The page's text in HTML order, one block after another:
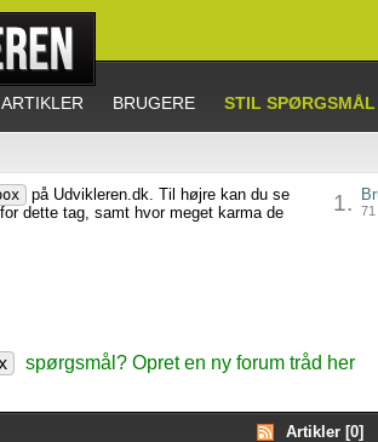
ARTIKLER BRUGERE STIL SPØRGSMÅL
på Udvikleren.dk. Til højre kan du se
dette tag, samt hvor meget karma de
1.
spørgsmål? Opret en ny forum tråd her
Artikler [0]